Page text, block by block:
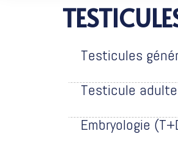
Testicules
Testicule adulte
Embryologie